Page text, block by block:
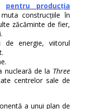
pentru producția
construcțiile în
zăcăminte de fier,
de energie, viitorul
nucleară de la Three
centrelor sale de
a unui plan de